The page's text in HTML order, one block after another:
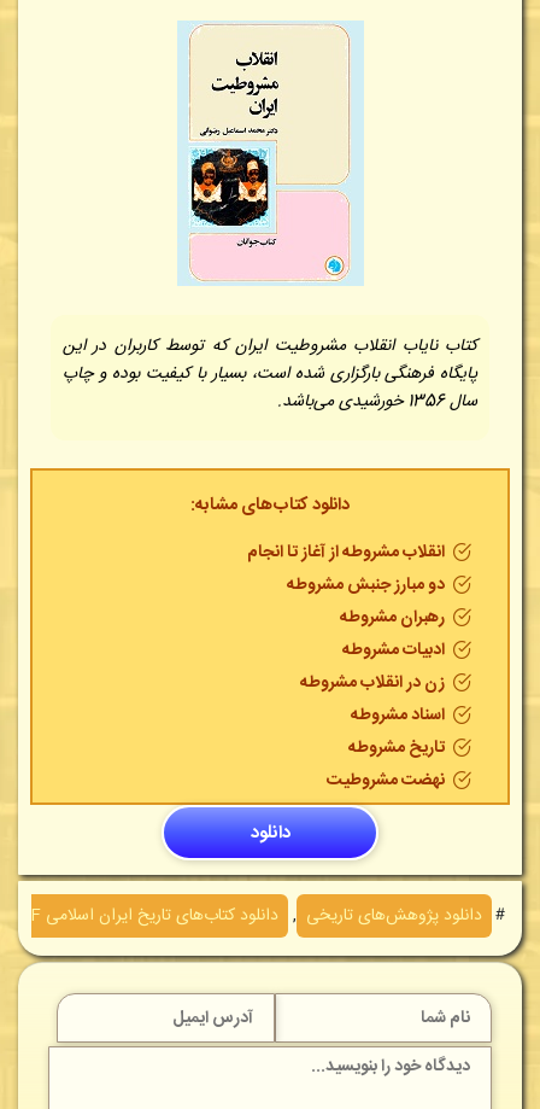
کتاب نایاب انقلاب مشروطیت ایران که توسط کاربران در این
پایگاه فرهنگی بارگزاری شده است، بسیار با کیفیت بوده و چاپ
سال 1356 خورشیدی می‌باشد.
دانلود کتاب‌های مشابه:
انقلاب مشروطه از آغاز تا انجام
دو مبارز جنبش مشروطه
رهبران مشروطه
ادبیات مشروطه
زن در انقلاب مشروطه
اسناد مشروطه
تاریخ مشروطه
نهضت مشروطیت
دانلود
＃ دانلود پژوهش‌های تاريخی , دانلود کتاب‌های تاريخ ايران اسلامی PDF